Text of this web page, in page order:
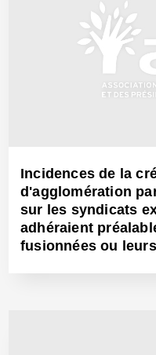
Incidences de la
d'agglomération
sur les syndicats
adhéraient
fusionnées ou